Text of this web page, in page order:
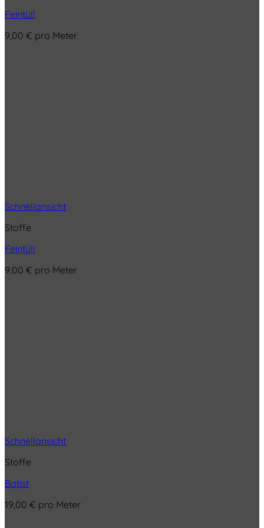
Feintüll
9,00 € pro Meter
Schnellansicht
Stoffe
Feintüll
9,00 € pro Meter
Schnellansicht
Stoffe
Batist
19,00 € pro Meter